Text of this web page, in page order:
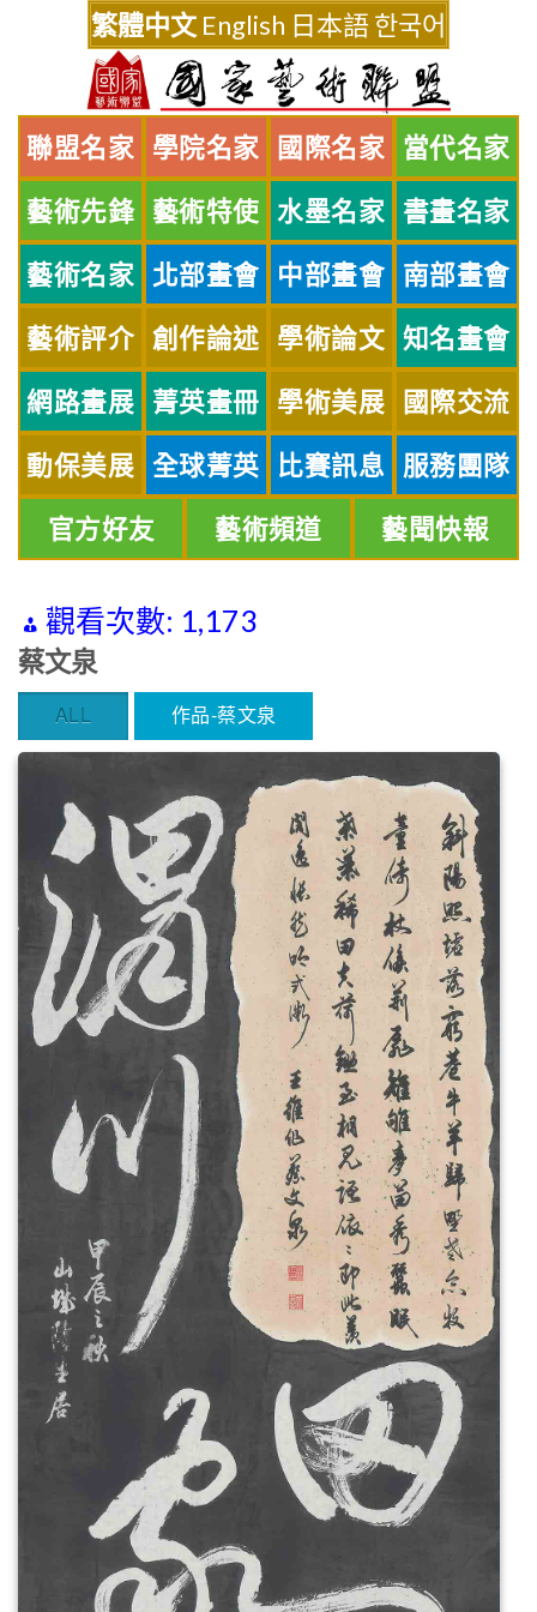
繁體中文 English 日本語한국어
聯盟名家 學院名家 國際名家 當代名家
藝術先鋒 藝術特使 水墨名家 書畫名家
藝術名家 北部畫會 中部畫會 南部畫會
藝術評介 創作論述 學術論文 知名畫會
網路畫展 菁英畫冊 學術美展 國際交流
動保美展 全球菁英 比賽訊息 服務團隊
官方好友 藝術頻道 藝聞快報
觀看次數: 1,173
蔡文泉
ALL 作品-蔡文泉